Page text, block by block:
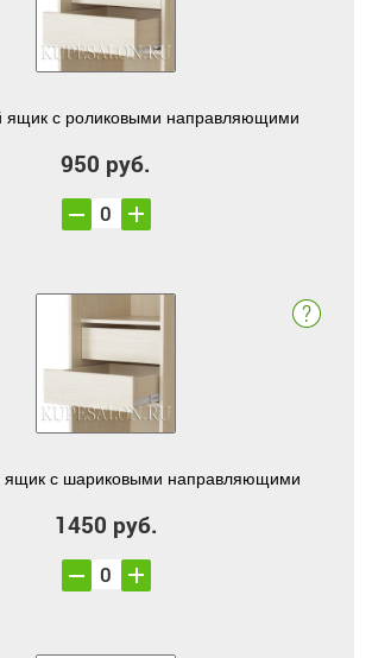
ящик с роликовыми направляющими
950 руб.
ящик с шариковыми направляющими
1450 руб.